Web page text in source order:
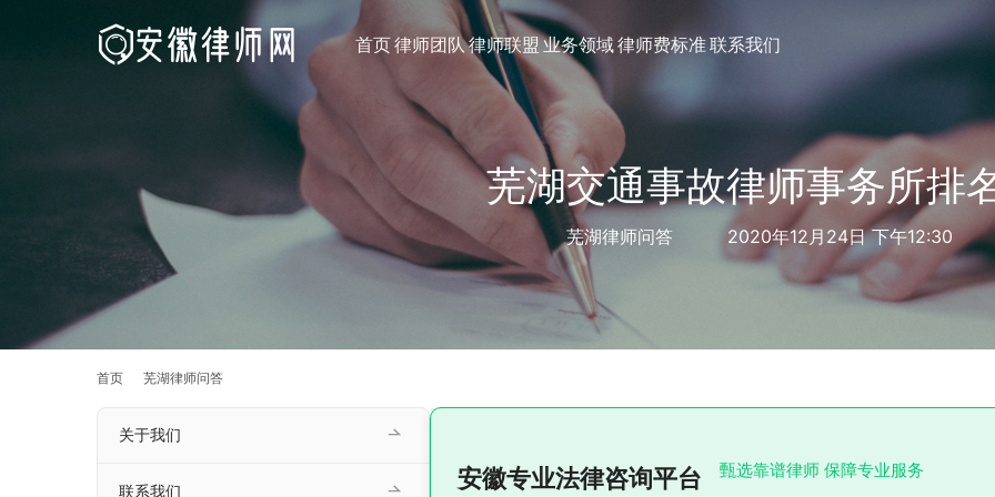
首页律师团队律师联盟业务领域律师费标准联系我们
芜湖交通事故律师事务所排
芜湖律师问答 2020年12月24日 下午12:30
首页 芜湖律师问答
安徽专业法律咨询平台 甄选靠谱律师 保障专业服务
关于我们
联系我们